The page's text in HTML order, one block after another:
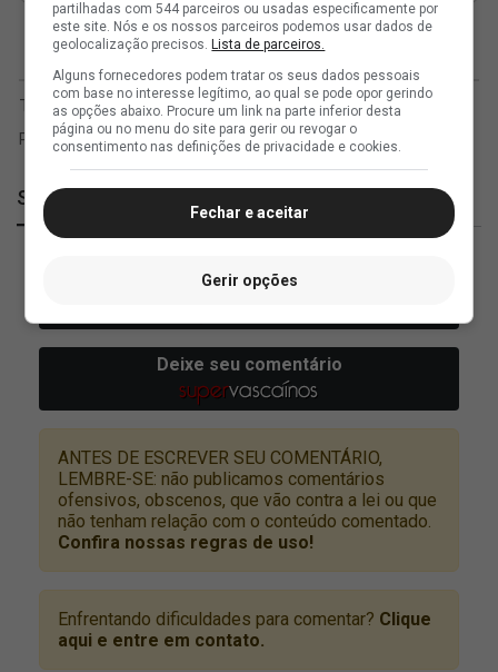
SuperVasco
partilhadas com 544 parceiros ou usadas especificamente por
este site. Nós e os nossos parceiros podemos usar dados de
geolocalização precisos. Lista de parceiros.
Alguns fornecedores podem tratar os seus dados pessoais
com base no interesse legítimo, ao qual se pode opor gerindo
as opções abaixo. Procure um link na parte inferior desta
página ou no menu do site para gerir ou revogar o
consentimento nas definições de privacidade e cookies.
Fechar e aceitar
Gerir opções